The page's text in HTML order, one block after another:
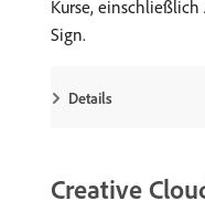
Kurse, einschließlich
Sign.
Details
Creative